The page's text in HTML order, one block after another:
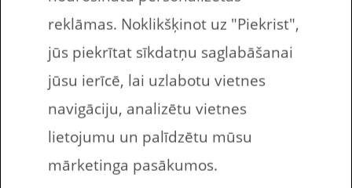
Drukājamās darba lapās bērniem ir dots
Latviešu valodas alfabēta rakstītais burts
a. Gan lielais, gan mazais rakstītais burts.
Pildot uzdevumus bērniem ir jāsavieno
punktiņi ar līniju, tādējādi uzrakstot burtu.
reklāmas. Noklikšķinot uz "Piekrist",
jūs piekrītat sīkdatņu saglabāšanai
jūsu ierīcē, lai uzlabotu vietnes
navigāciju, analizētu vietnes
lietojumu un palīdzētu mūsu
mārketinga pasākumos.